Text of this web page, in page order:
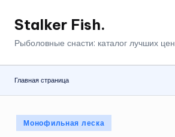
Перейти
Stalker Fish.
Рыболовные снасти: каталог лучших цен
Главная страница
Опубликовано
в
Монофильная леска